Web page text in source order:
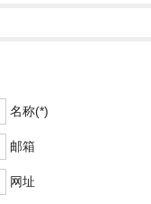
名称(*)
邮箱
网址